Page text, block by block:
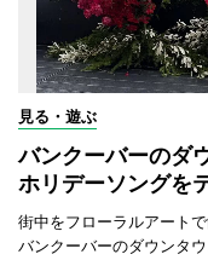
見る・遊ぶ
バンクーバーのダ
ホリデーソングを
街中をフローラルアート
バンクーバーのダウンタウ